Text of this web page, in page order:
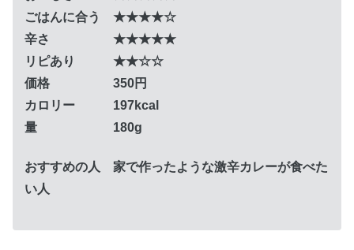
ごはんに合う ★★★★☆
辛さ ★★★★★
リピあり ★★☆☆
価格 350円
カロリー 197kcal
量 180g
おすすめの人 家で作ったような激辛カレーが食べた
い人